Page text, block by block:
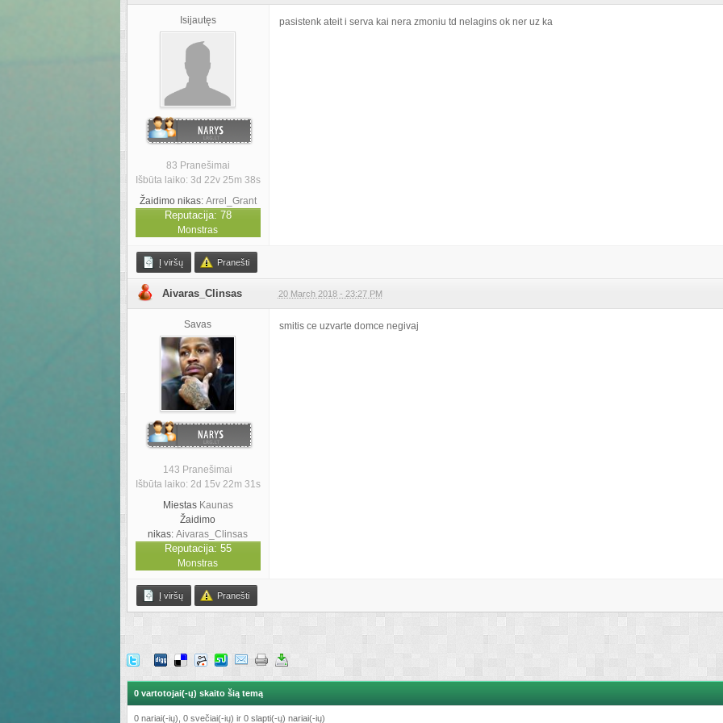
Isijautęs
83 Pranešimai
Išbūta laiko: 3d 22v 25m 38s
Žaidimo nikas: Arrel_Grant
Reputacija: 78
Monstras
pasistenk ateit i serva kai nera zmoniu td nelagins ok ner uz ka
Į viršų Pranešti
Aivaras_Clinsas 20 March 2018 - 23:27 PM
Savas
143 Pranešimai
Išbūta laiko: 2d 15v 22m 31s
Miestas Kaunas
Žaidimo
nikas: Aivaras_Clinsas
Reputacija: 55
Monstras
smitis ce uzvarte domce negivaj
Į viršų Pranešti
0 vartotojai(-ų) skaito šią temą
0 nariai(-ių), 0 svečiai(-ių) ir 0 slapti(-ų) nariai(-ių)